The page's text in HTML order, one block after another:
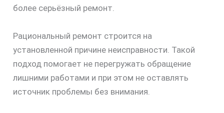
более серьёзный ремонт.
Рациональный ремонт строится на
установленной причине неисправности. Такой
подход помогает не перегружать обращение
лишними работами и при этом не оставлять
источник проблемы без внимания.